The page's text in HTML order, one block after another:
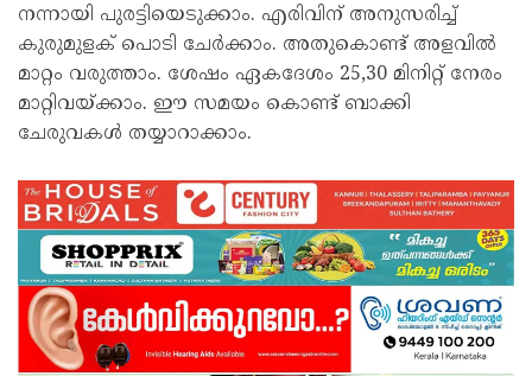
നന്നായി പുരട്ടിയെടുക്കാം. എരിവിന് അനുസരിച്ച്
കുരുമുളക് പൊടി ചേർക്കാം. അതുകൊണ്ട് അളവിൽ
മാറ്റം വരുത്താം. ശേഷം ഏകദേശം 25,30 മിനിറ്റ് നേരം
മാറ്റിവയ്‌ക്കാം. ഈ സമയം കൊണ്ട് ബാക്കി
ചേരുവകൾ തയ്യാറാക്കാം.